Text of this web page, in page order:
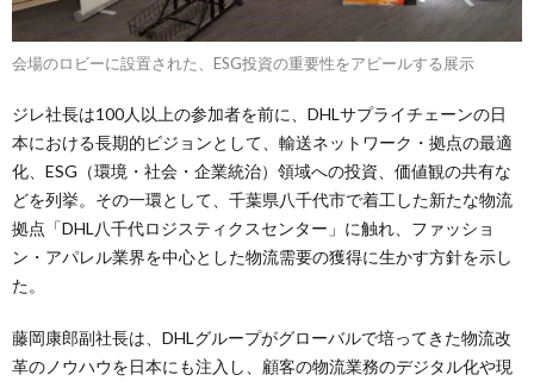
会場のロビーに設置された、ESG投資の重要性をアピールする展示
ジレ社長は100人以上の参加者を前に、DHLサプライチェーンの日
本における長期的ビジョンとして、輸送ネットワーク・拠点の最適
化、ESG（環境・社会・企業統治）領域への投資、価値観の共有な
どを列挙。その一環として、千葉県八千代市で着工した新たな物流
拠点「DHL八千代ロジスティクスセンター」に触れ、ファッショ
ン・アパレル業界を中心とした物流需要の獲得に生かす方針を示し
た。
藤岡康郎副社長は、DHLグループがグローバルで培ってきた物流改
革のノウハウを日本にも注入し、顧客の物流業務のデジタル化や現